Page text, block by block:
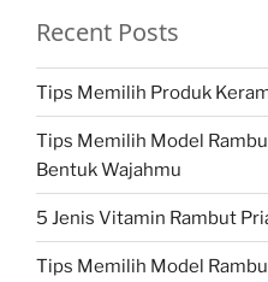
Recent Posts
Tips Memilih Produk
Tips Memilih Model
Bentuk Wajahmu
5 Jenis Vitamin Rambut
Tips Memilih Model